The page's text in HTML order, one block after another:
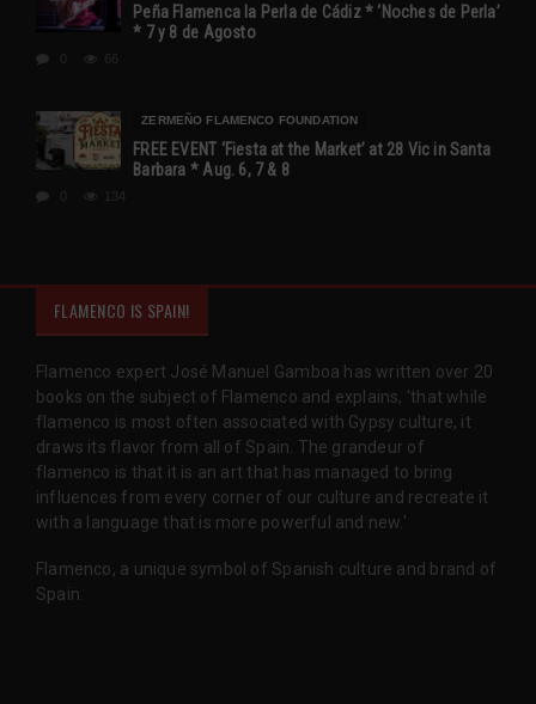
Peña Flamenca la Perla de Cádiz * ‘Noches de Perla’
* 7 y 8 de Agosto
ZERMEÑO FLAMENCO FOUNDATION
FREE EVENT ‘Fiesta at the Market’ at 28 Vic in Santa
Barbara * Aug. 6, 7 & 8
134
FLAMENCO IS SPAIN!
Flamenco expert José Manuel Gamboa has written over 20
books on the subject of Flamenco and explains, 'that while
flamenco is most often associated with Gypsy culture, it
draws its flavor from all of Spain. The grandeur of
flamenco is that it is an art that has managed to bring
influences from every corner of our culture and recreate it
with a language that is more powerful and new.'
Flamenco, a unique symbol of Spanish culture and brand of
Spain.